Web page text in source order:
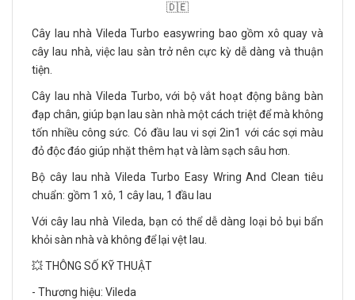
🇩🇪
Cây lau nhà Vileda Turbo easywring bao gồm xô quay và
cây lau nhà, việc lau sàn trở nên cực kỳ dễ dàng và thuận
tiện.
Cây lau nhà Vileda Turbo, với bộ vắt hoạt động bằng bàn
đạp chân, giúp bạn lau sàn nhà một cách triệt để mà không
tốn nhiều công sức. Có đầu lau vi sợi 2in1 với các sợi màu
đỏ độc đáo giúp nhặt thêm hạt và làm sạch sâu hơn.
Bộ cây lau nhà Vileda Turbo Easy Wring And Clean tiêu
chuẩn: gồm 1 xô, 1 cây lau, 1 đầu lau
Với cây lau nhà Vileda, bạn có thể dễ dàng loại bỏ bụi bẩn
khỏi sàn nhà và không để lại vệt lau.
💥 THÔNG SỐ KỸ THUẬT
- Thương hiệu: Vileda